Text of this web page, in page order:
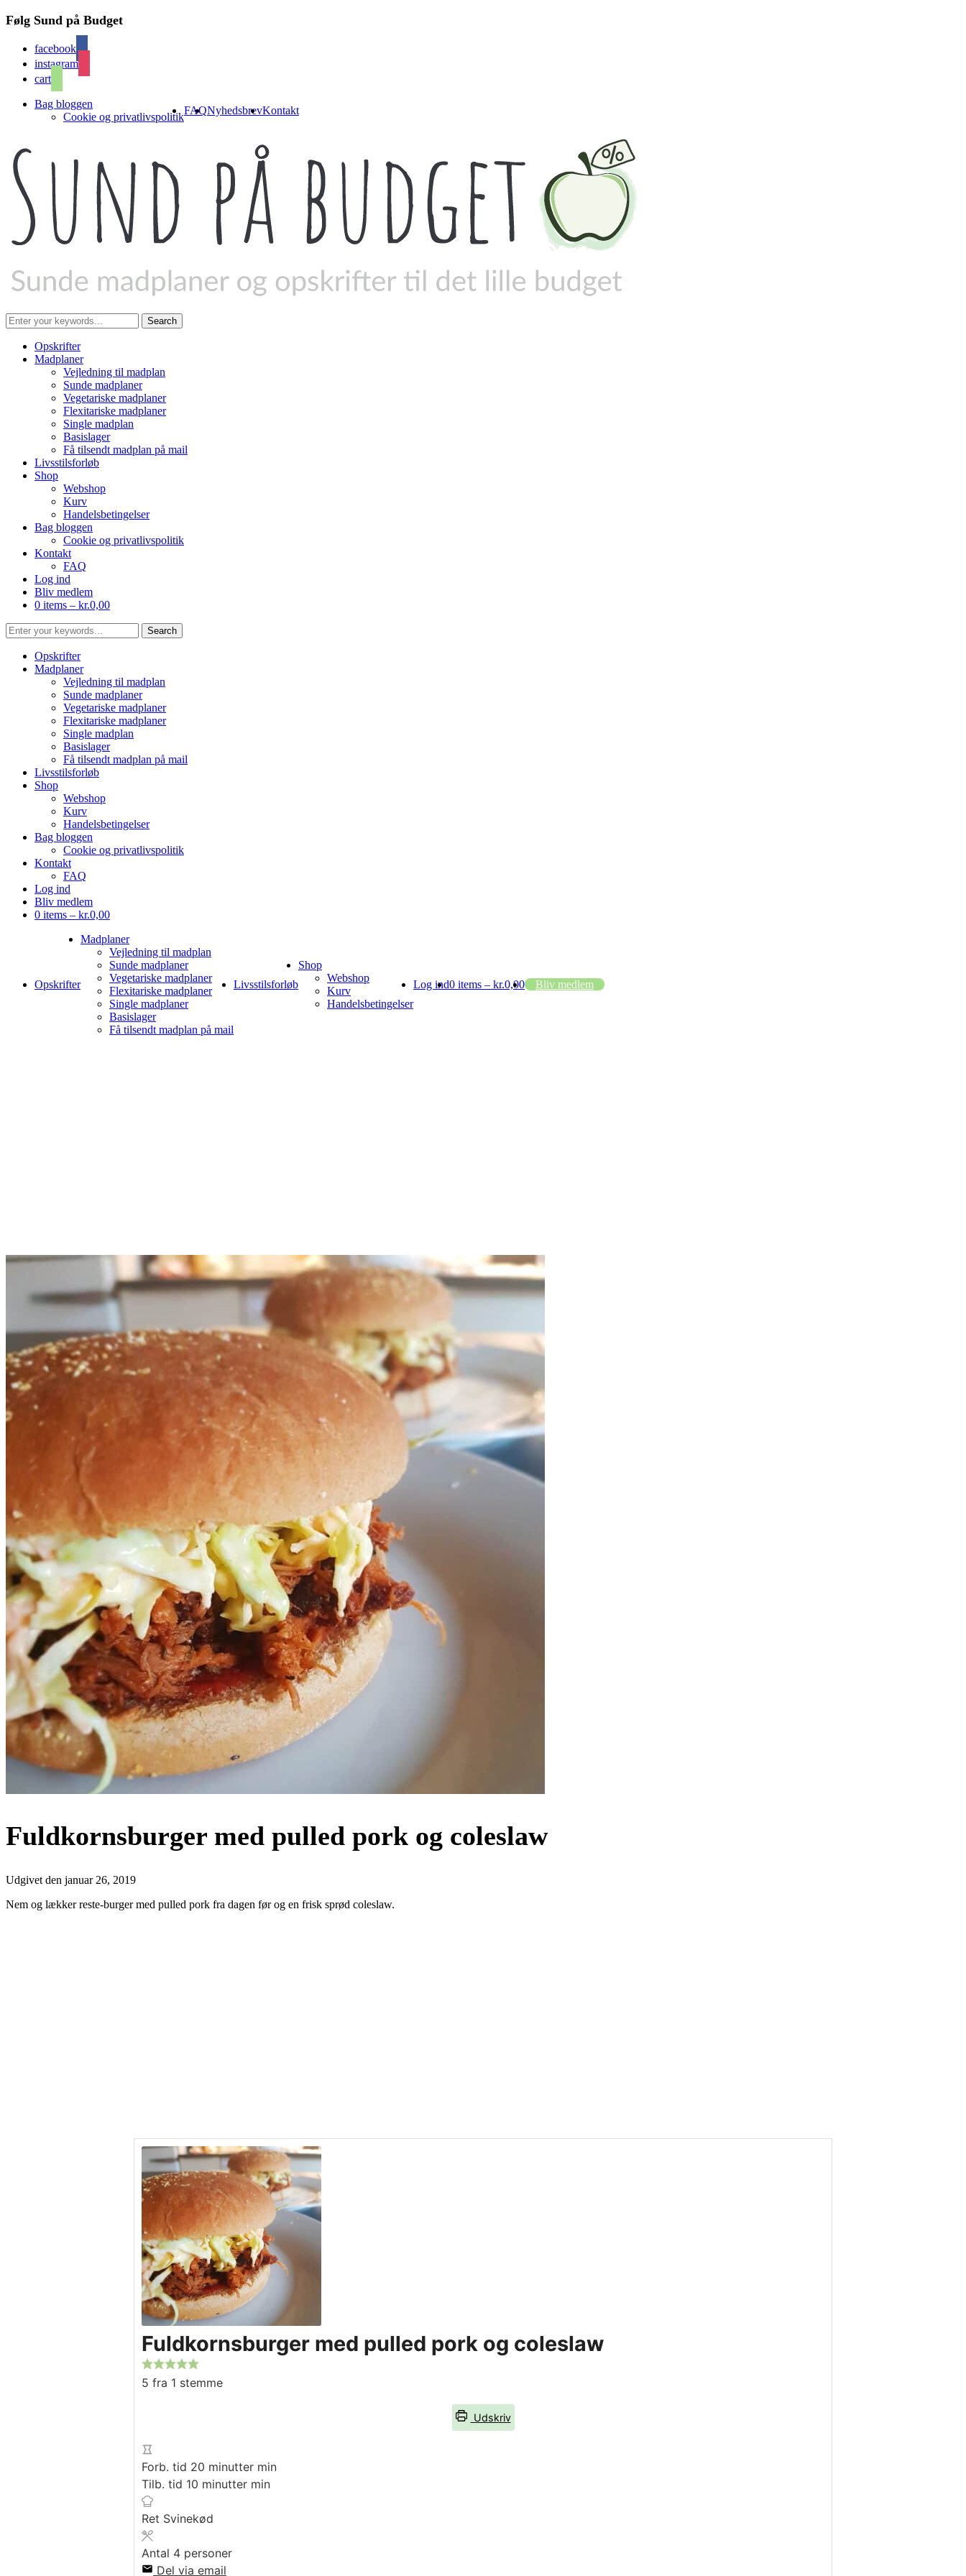
Følg Sund på Budget
facebook
instagram
cart
Bag bloggen
Cookie og privatlivspolitik
FAQNyhedsbrevKontakt
Opskrifter
Madplaner
Vejledning til madplan
Sunde madplaner
Vegetariske madplaner
Flexitariske madplaner
Single madplan
Basislager
Få tilsendt madplan på mail
Livsstilsforløb
Shop
Webshop
Kurv
Handelsbetingelser
Bag bloggen
Cookie og privatlivspolitik
Kontakt
FAQ
Log ind
Bliv medlem
0 items – kr.0,00
Opskrifter
Madplaner
Vejledning til madplan
Sunde madplaner
Vegetariske madplaner
Flexitariske madplaner
Single madplan
Basislager
Få tilsendt madplan på mail
Livsstilsforløb
Shop
Webshop
Kurv
Handelsbetingelser
Bag bloggen
Cookie og privatlivspolitik
Kontakt
FAQ
Log ind
Bliv medlem
0 items – kr.0,00
Opskrifter
Madplaner
Vejledning til madplan
Sunde madplaner
Vegetariske madplaner
Flexitariske madplaner
Single madplaner
Basislager
Få tilsendt madplan på mail
Livsstilsforløb
Shop
Webshop
Kurv
Handelsbetingelser
Log ind Bliv medlem
0 items – kr.0,00
Fuldkornsburger med pulled pork og coleslaw
Udgivet den januar 26, 2019
Nem og lækker reste-burger med pulled pork fra dagen før og en frisk sprød coleslaw.
Fuldkornsburger med pulled pork og coleslaw
5 fra 1 stemme
Udskriv
Forb. tid 20 minutter min
Tilb. tid 10 minutter min
Ret Svinekød
Antal 4 personer
Del via email